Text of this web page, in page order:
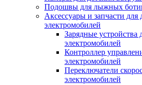
Подошвы для лыжных
Аксессуары и запчасти для
электромобилей
Зарядные устройства
электромобилей
Контроллер
электромобилей
Переключатели
электромобилей